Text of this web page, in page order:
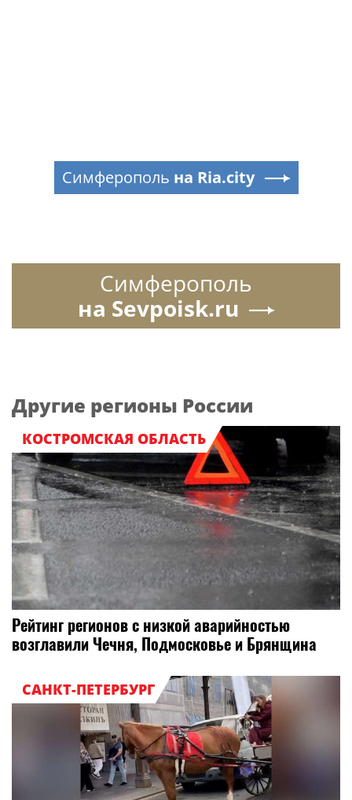
Симферополь на Ria.city
Симферополь
на Sevpoisk.ru
Другие регионы России
КОСТРОМСКАЯ ОБЛАСТЬ
Рейтинг регионов с низкой аварийностью
возглавили Чечня, Подмосковье и Брянщина
САНКТ-ПЕТЕРБУРГ